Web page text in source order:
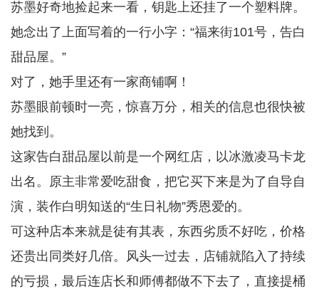
苏墨好奇地捡起来一看，钥匙上还挂了一个塑料牌。
她念出了上面写着的一行小字：“福来街101号，告白
甜品屋。”
对了，她手里还有一家商铺啊！
苏墨眼前顿时一亮，惊喜万分，相关的信息也很快被
她找到。
这家告白甜品屋以前是一个网红店，以冰激凌马卡龙
出名。原主非常爱吃甜食，把它买下来是为了自导自
演，装作白明知送的“生日礼物”秀恩爱的。
可这种店本来就是徒有其表，东西劣质不好吃，价格
还贵出同类好几倍。风头一过去，店铺就陷入了持续
的亏损，最后连店长和师傅都做不下去了，直接提桶